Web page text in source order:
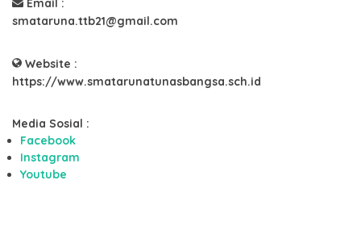
Email :
smataruna.ttb21@gmail.com
Website :
https://www.smatarunatunasbangsa.sch.id
Media Sosial :
Facebook
Instagram
Youtube